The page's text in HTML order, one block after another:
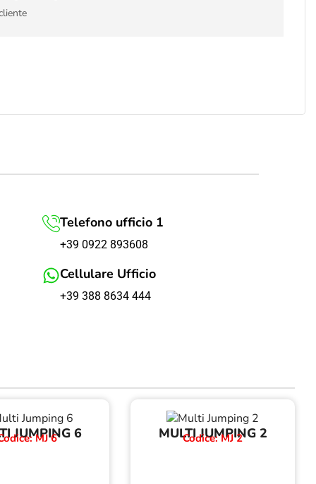
Telefono ufficio 1
+39 0922 893608
Cellulare Ufficio
+39 388 8634 444
JUMPING 6
MJ 6 MULTI JUMPING 2
Codice: MJ 2